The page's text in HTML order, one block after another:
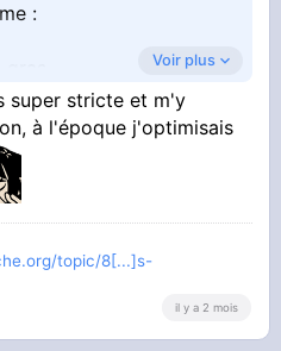
:
les arrêter
Voir plus
super stricte et m'y
à l'époque j'optimisais
topic/8[...]s-
il y a 2 mois